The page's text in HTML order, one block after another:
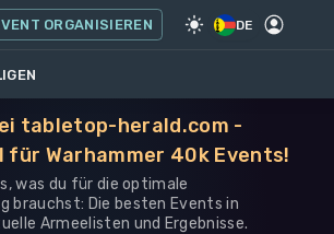
·WARHAMMER 40K
MEINE EVENTS MEHR
ORGANISIEREN DE
tabletop-herald.com -
für Warhammer 40k Events!
was du für die optimale
brauchst: Die besten Events in
Armeelisten und Ergebnisse.